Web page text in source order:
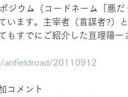
ジウム（コードネーム「悪
います。主宰者（首謀者?）
もすでにご紹介した亘理陽
anfieldroad/20110912
コメント